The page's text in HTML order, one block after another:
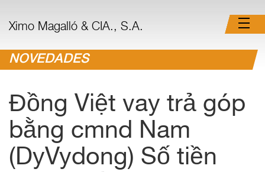
Ximo Magalló & CIA., S.A.
NOVEDADES
Đồng Việt vay trả góp
bằng cmnd Nam
(DyVydong) Số tiền